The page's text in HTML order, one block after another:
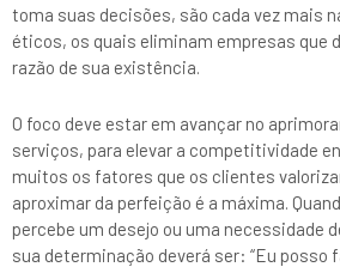
toma suas decisões, são cada vez mais
éticos, os quais eliminam empresas que
razão de sua existência.
O foco deve estar em avançar no
serviços, para elevar a competitividade
muitos os fatores que os clientes
aproximar da perfeição é a máxima.
percebe um desejo ou uma necessidade
sua determinação deverá ser: “Eu posso